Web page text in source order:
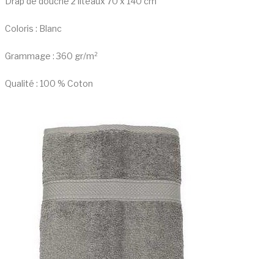
Coloris : Blanc
Grammage : 360 gr/m²
Qualité : 100 % Coton